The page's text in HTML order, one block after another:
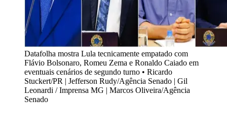
Datafolha mostra Lula tecnicamente empatado com
Flávio Bolsonaro, Romeu Zema e Ronaldo Caiado em
eventuais cenários de segundo turno • Ricardo
Stuckert/PR | Jefferson Rudy/Agência Senado | Gil
Leonardi / Imprensa MG | Marcos Oliveira/Agência
Senado